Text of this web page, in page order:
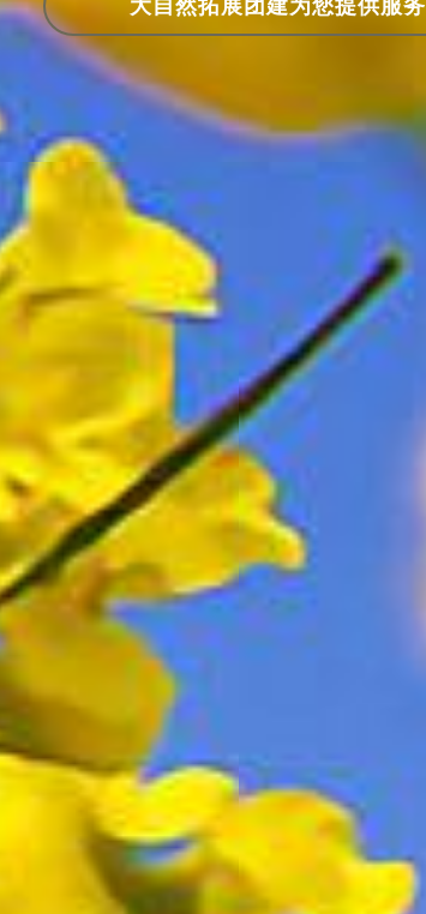
大自然拓展团建为您提供服务